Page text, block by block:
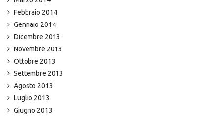
Febbraio 2014
Gennaio 2014
Dicembre 2013
Novembre 2013
Ottobre 2013
Settembre 2013
Agosto 2013
Luglio 2013
Giugno 2013